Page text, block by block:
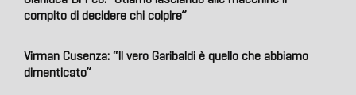
compito di decidere chi colpire”
Virman Cusenza: “Il vero Garibaldi è quello che abbiamo
dimenticato”